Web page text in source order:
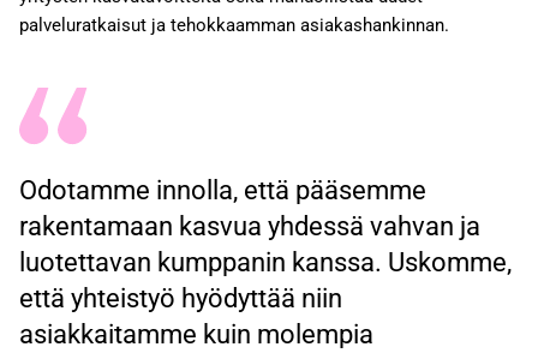
palveluratkaisut ja tehokkaamman asiakashankinnan.
Odotamme innolla, että pääsemme
rakentamaan kasvua yhdessä vahvan ja
luotettavan kumppanin kanssa. Uskomme,
että yhteistyö hyödyttää niin
asiakkaitamme kuin molempia